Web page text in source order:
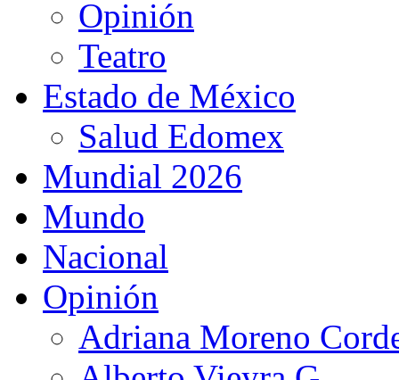
Opinión
Teatro
Estado de México
Salud Edomex
Mundial 2026
Mundo
Nacional
Opinión
Adriana Moreno